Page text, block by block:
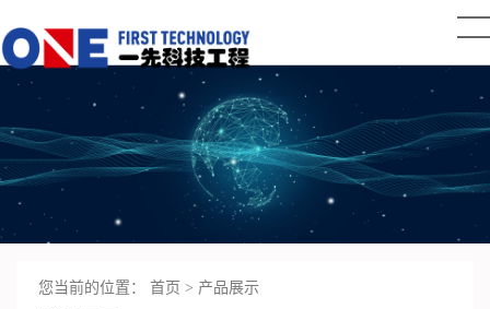
您当前的位置： 首页 > 产品展示